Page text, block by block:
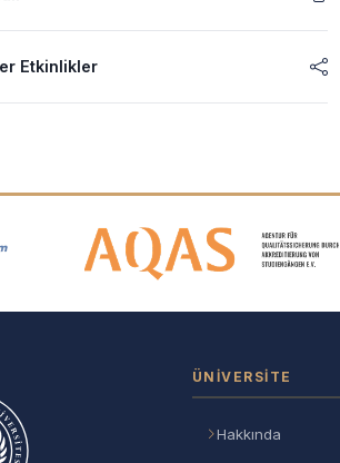
Etkinlikler
ve Üyelik Logoları
ÜNIVERSITE
Hakkında